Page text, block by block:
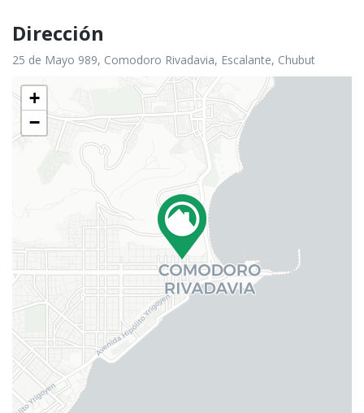
Dirección
25 de Mayo 989, Comodoro Rivadavia, Escalante, Chubut
+
−